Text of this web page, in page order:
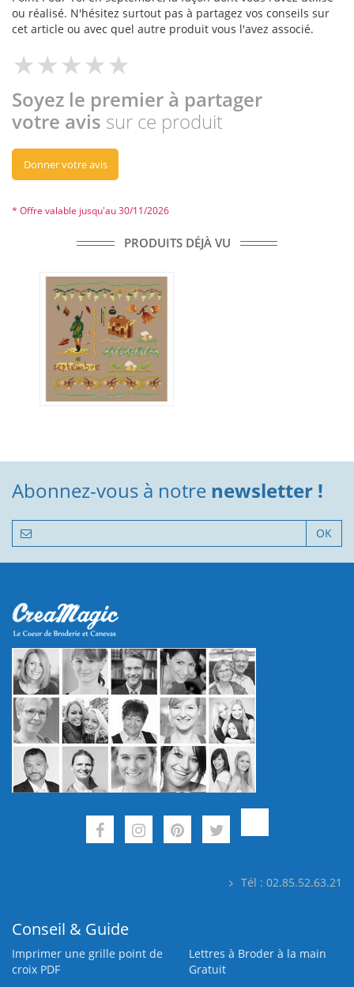
ou réalisé. N'hésitez surtout pas à partagez vos conseils sur
cet article ou avec quel autre produit vous l'avez associé.
Soyez le premier à partager
votre avis sur ce produit
Donner votre avis
* Offre valable jusqu'au 30/11/2026
PRODUITS DÉJÀ VU
Abonnez-vous à notre newsletter !
OK
Tél : 02.85.52.63.21
Conseil & Guide
Imprimer une grille point de
croix PDF
Lettres à Broder à la main
Gratuit